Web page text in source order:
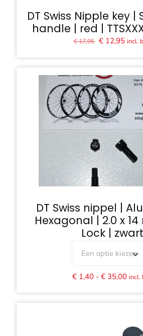
DT Swiss Nipple key |
handle | red |
€17,95 € 12,95 incl.
DT Swiss nippel |
Hexagonal | 2.0 x
Lock | zwart
Een optie kiezen
€1,40 - €35,00 incl.